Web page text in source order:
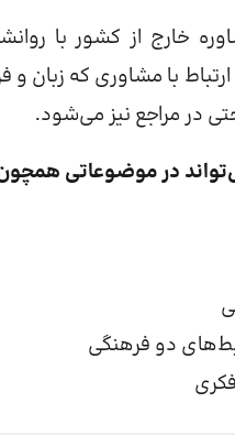
خارج از کشور با
با مشاوری که زبان و
در مراجع نیز می‌شود.
در موضوعاتی
دو فرهنگی